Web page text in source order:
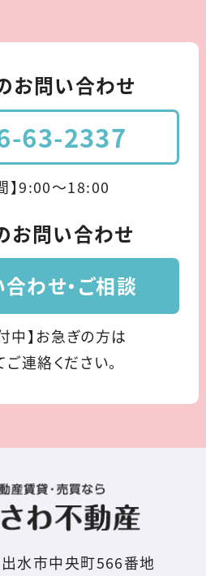
お問い合わせ
63-2337
】9:00〜18:00
お問い合わせ
わせ・ご相談
中】お急ぎの方は
連絡ください。
水市中央町566番地